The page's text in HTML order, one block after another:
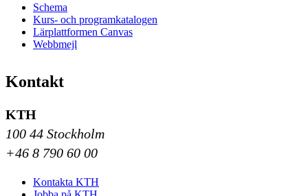
Schema
Kurs- och programkatalogen
Lärplattformen Canvas
Webbmejl
Kontakt
KTH
100 44 Stockholm
+46 8 790 60 00
Kontakta KTH